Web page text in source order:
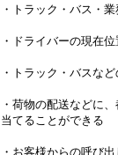
・トラック・バス・
・ドライバーの現在
・トラック・バスな
・荷物の配送などに
当てることができる
・お客様からの呼び